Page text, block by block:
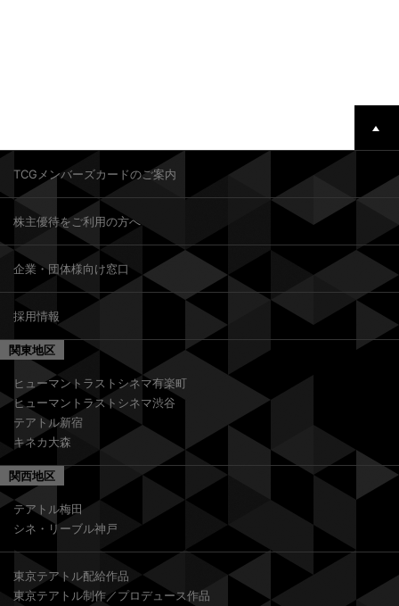
TCGメンバーズカードのご案内
株主優待をご利用の方へ
企業・団体様向け窓口
採用情報
関東地区
ヒューマントラストシネマ有楽町
ヒューマントラストシネマ渋谷
テアトル新宿
キネカ大森
関西地区
テアトル梅田
シネ・リーブル神戸
東京テアトル配給作品
東京テアトル制作／プロデュース作品